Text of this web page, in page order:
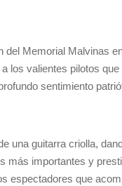
del Memorial Malvinas
los valientes pilotos
sentimiento
una guitarra criolla,
más importantes y
espectadores que